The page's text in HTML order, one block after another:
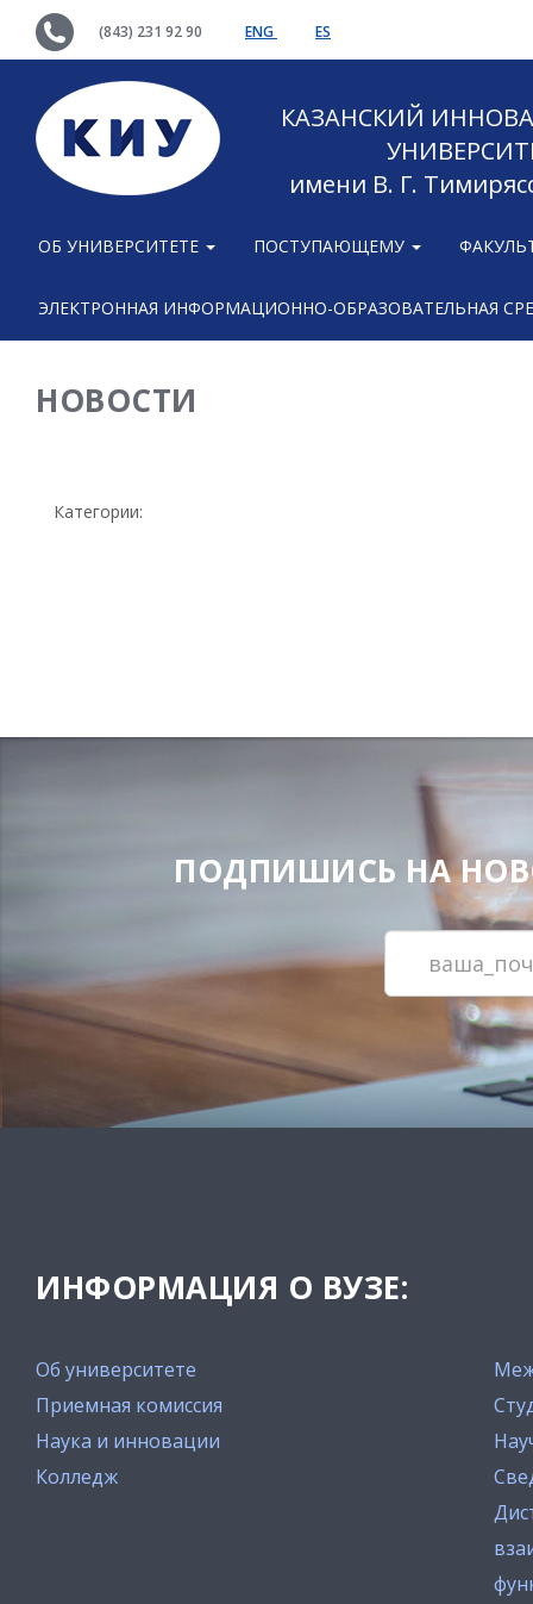
(843) 231 92 90 ENG ES
КАЗАНСКИЙ
имени В. Г.
ОБ УНИВЕРСИТЕТЕ ПОСТУПАЮЩЕМУ
ЭЛЕКТРОННАЯ ИНФОРМАЦИОННО-ОБРАЗОВАТЕЛЬНАЯ
НОВОСТИ
Категории:
ПОДПИШИСЬ НА
ИНФОРМАЦИЯ О ВУЗЕ:
Об университете
Приемная комиссия
Наука и инновации
Колледж